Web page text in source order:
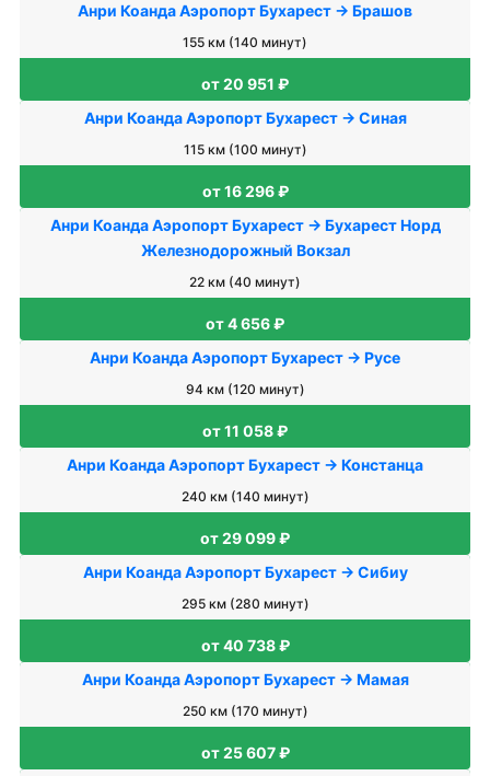
Анри Коанда Аэропорт Бухарест → Брашов
155 км (140 минут)
от 20 951 ₽
Анри Коанда Аэропорт Бухарест → Синая
115 км (100 минут)
от 16 296 ₽
Анри Коанда Аэропорт Бухарест → Бухарест Норд
Железнодорожный Вокзал
22 км (40 минут)
от 4 656 ₽
Анри Коанда Аэропорт Бухарест → Русе
94 км (120 минут)
от 11 058 ₽
Анри Коанда Аэропорт Бухарест → Констанца
240 км (140 минут)
от 29 099 ₽
Анри Коанда Аэропорт Бухарест → Сибиу
295 км (280 минут)
от 40 738 ₽
Анри Коанда Аэропорт Бухарест → Мамая
250 км (170 минут)
от 25 607 ₽